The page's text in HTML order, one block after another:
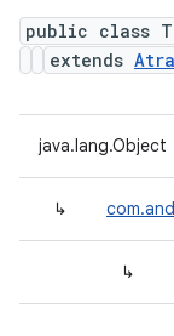
public class
extends
java.lang.Object
↳
↳